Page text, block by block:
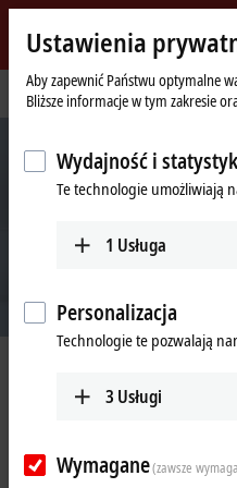
Beckhoff
-
New
Technology
Strona
główna
Przedsiębiorstwo
New Automation
Ustawienia
Aby zapewnić Państwu optymalne
Bliższe informacje w tym zakresie
Wydajność i
Te technologie umożliwiają
1 Usługa
Personalizacja
Technologie te pozwalają
3 Usługi
Wymagane(zawsze